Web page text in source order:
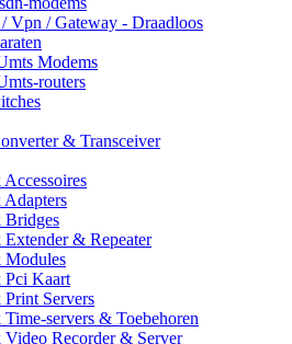
Vpn / Gateway - Draadloos
Modems
routers
& Transceiver
Bridges
& Repeater
Modules
Pci Kaart
Servers
servers & Toebehoren
Recorder & Server